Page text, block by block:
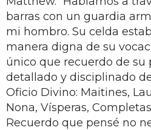
barras con un guardia
mi hombro. Su celda
manera digna de su
único que recuerdo de su
detallado y disciplinado
Oficio Divino: Maitines,
Nona, Vísperas,
Recuerdo que pensé no